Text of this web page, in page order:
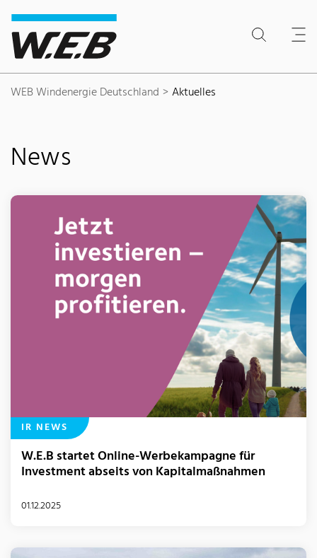
Inhaltsbereich
Suche
Hauptnavigation
Kontakt
Footer
WEB Windenergie Deutschland Aktuelles
News
IR NEWS
W.E.B startet Online-Werbekampagne für
Investment abseits von Kapitalmaßnahmen
01.12.2025